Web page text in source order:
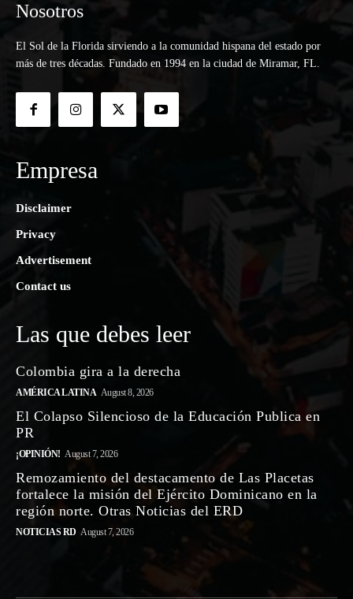
Nosotros
El Sol de la Florida sirviendo a la comunidad hispana del estado por
más de tres décadas. Fundado en 1994 en la ciudad de Miramar, FL.
Empresa
Disclaimer
Privacy
Advertisement
Contact us
Las que debes leer
Colombia gira a la derecha
AMÉRICA LATINA August 8, 2026
El Colapso Silencioso de la Educación Publica en
PR
¡OPINIÓN! August 7, 2026
Remozamiento del destacamento de Las Placetas
fortalece la misión del Ejército Dominicano en la
región norte. Otras Noticias del ERD
NOTICIAS RD August 7, 2026